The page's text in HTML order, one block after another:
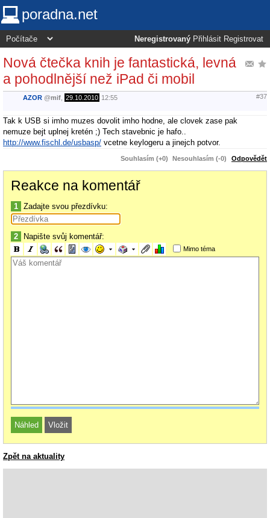
poradna.net
Neregistrovaný Přihlásit Registrovat
Nová čtečka knih je fantastická, levná
a pohodlnější než iPad či mobil
AZOR @mif 29.10.2010 12:55 #37
Tak k USB si imho muzes dovolit imho hodne, ale clovek zase pak
nemuze bejt uplnej kretén ;) Tech stavebnic je hafo..
http://www.fischl.de/usbasp/ vcetne keylogeru a jinejch potvor.
Souhlasím (+0) Nesouhlasím (-0) Odpovědět
Reakce na komentář
1 Zadajte svou přezdívku:
2 Napište svůj komentář:
Mimo téma
Zpět na aktuality